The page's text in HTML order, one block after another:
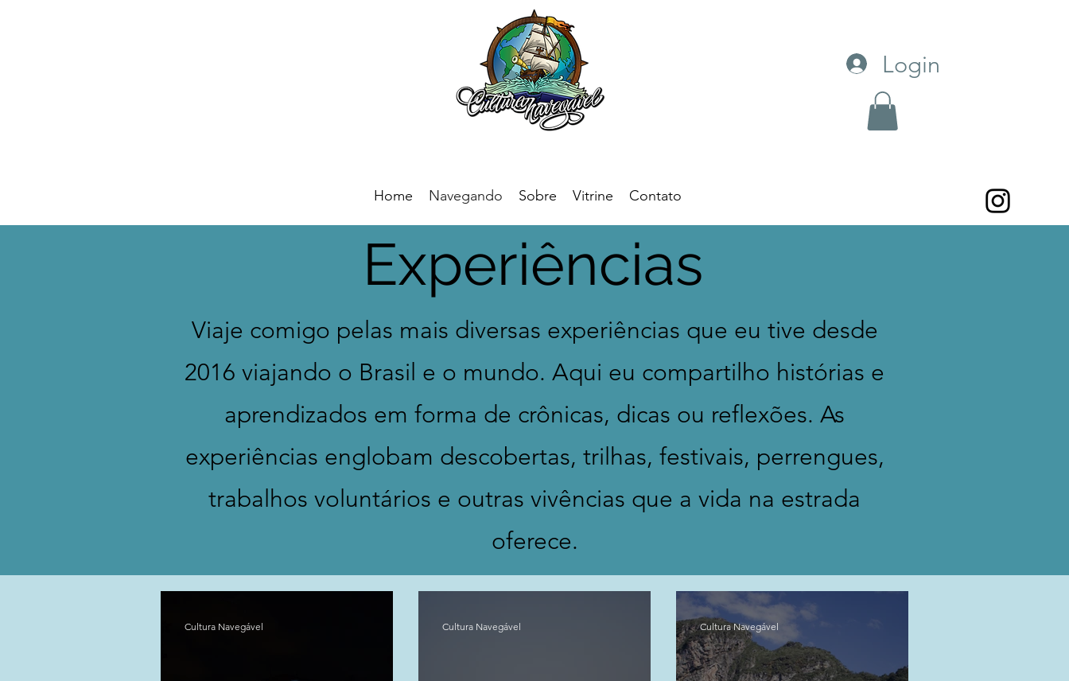
Login
Home Navegando Sobre Vitrine Contato
Experiências
Viaje comigo pelas mais diversas experiências que eu tive desde
2016 viajando o Brasil e o mundo. Aqui eu compartilho histórias e
aprendizados em forma de crônicas, dicas ou reflexões. As
experiências englobam descobertas, trilhas, festivais, perrengues,
trabalhos voluntários e outras vivências que a vida na estrada
oferece.
Cultura Navegável Cultura Navegável Cultura Navegável